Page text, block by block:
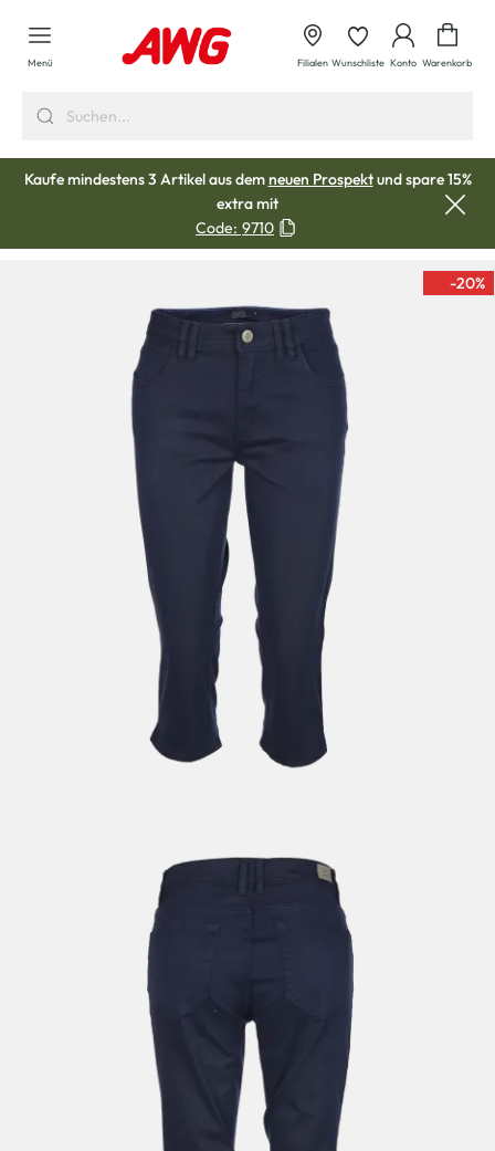
springen
Menü Filialen Wunschliste Konto Warenkorb
Kaufe mindestens 3 Artikel aus demneuen Prospektund spare 15%
extra mit
Code: 9710
-20%